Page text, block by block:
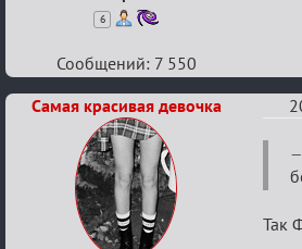
6
Сообщений: 7 550
Самая красивая девочка
Re:
Так